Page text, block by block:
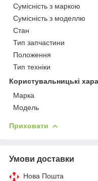
Сумісність з маркою
Сумісність з моделлю
Стан
Тип запчастини
Положення
Тип техніки
Користувальницькі
Марка
Мoдель
Приховати
Умови доставки
Нова Пошта